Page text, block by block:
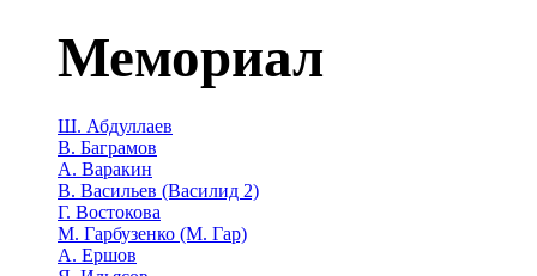
Мемориал
Ш. Абдуллаев
В. Баграмов
А. Варакин
В. Васильев (Василид 2)
Г. Востокова
М. Гарбузенко (М. Гар)
А. Ершов